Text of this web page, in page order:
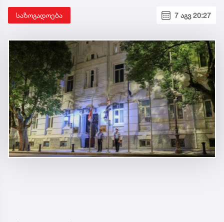
საზოგადოება 7 აგვ 20:27